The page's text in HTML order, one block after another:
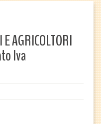
AGRICOLTORI
Iva